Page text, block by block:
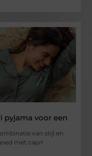
pyjama voor een
van stijl en
met capri